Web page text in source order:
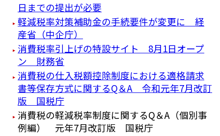
日までの提出が必要
軽減税率対策補助金の手続要件が変更に 経
産省（中企庁）
消費税率引上げの特設サイト 8月1日オープ
ン 財務省
消費税の仕入税額控除制度における適格請求
書等保存方式に関するQ＆A 令和元年7月改訂
版 国税庁
消費税の軽減税率制度に関するQ＆A（個別事
例編） 元年7月改訂版 国税庁